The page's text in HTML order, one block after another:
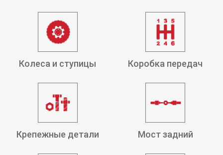
Колеса и ступицы Коробка передач
Крепежные детали Мост задний